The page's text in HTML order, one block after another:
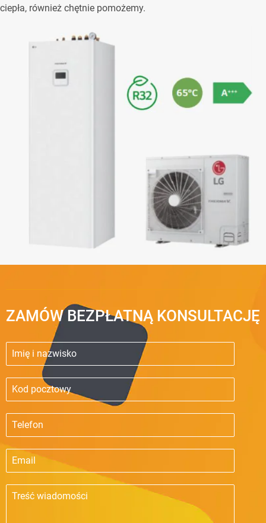
ciepła, również chętnie pomożemy.
ZAMÓW BEZPŁATNĄ KONSULTACJĘ